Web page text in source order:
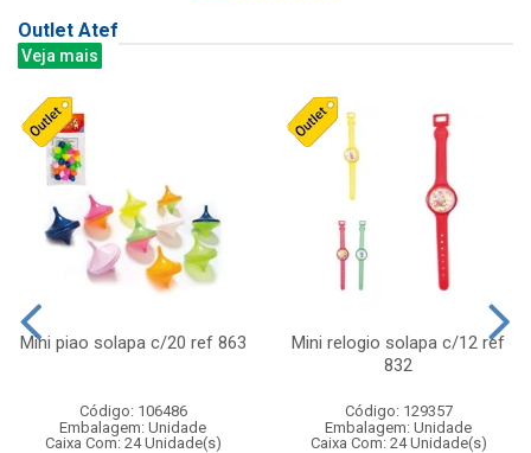
Outlet Atef
Veja mais
Mini piao solapa c/20 ref 863
Código: 106486
Embalagem: Unidade
Caixa Com: 24 Unidade(s)
Mini relogio solapa c/12 ref
832
Código: 129357
Embalagem: Unidade
Caixa Com: 24 Unidade(s)